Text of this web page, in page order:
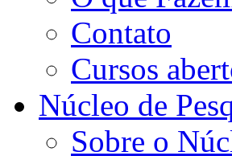
Contato
Cursos
Núcleo de
Sobre o